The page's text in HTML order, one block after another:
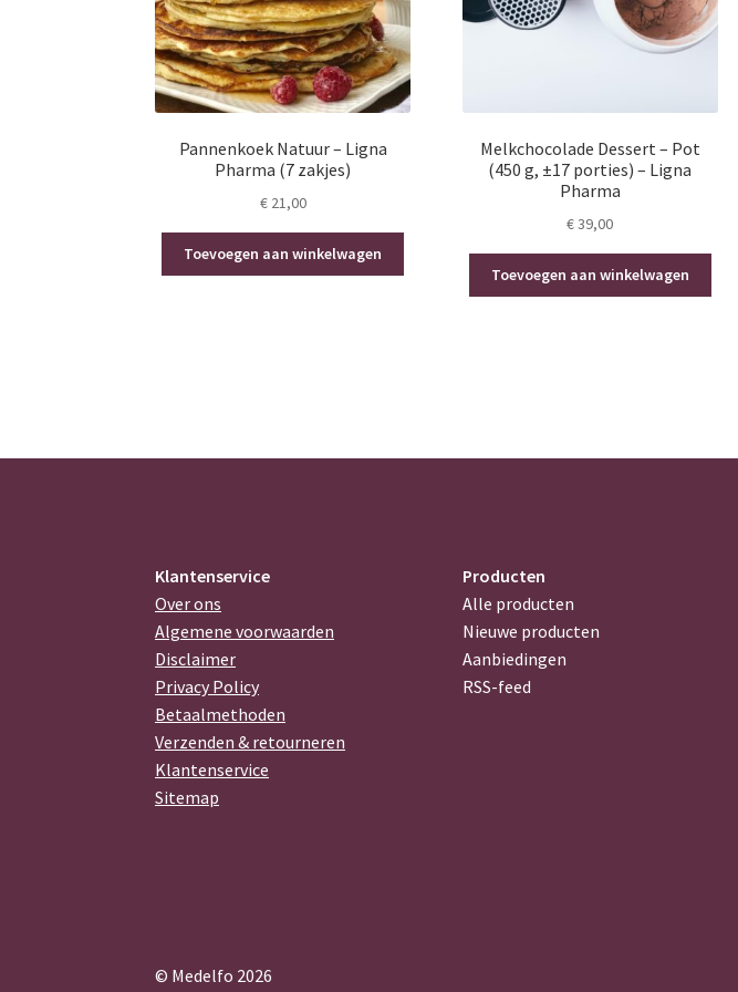
Pannenkoek Natuur – Ligna
Pharma (7 zakjes)
€21,00
Toevoegen aan winkelwagen
Melkchocolade Dessert – Pot
(450 g, ±17 porties) – Ligna
Pharma
€39,00
Toevoegen aan winkelwagen
Klantenservice
Over ons
Algemene voorwaarden
Disclaimer
Privacy Policy
Betaalmethoden
Verzenden & retourneren
Klantenservice
Sitemap
Producten
Alle producten
Nieuwe producten
Aanbiedingen
RSS-feed
© Medelfo 2026